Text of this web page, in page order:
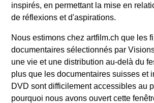
inspirés, en permettant la mise en
de réflexions et d'aspirations.
Nous estimons chez artfilm.ch que les
documentaires sélectionnés par
une vie et une distribution au-delà du
plus que les documentaires suisses et
DVD sont difficilement accessibles au
pourquoi nous avons ouvert cette